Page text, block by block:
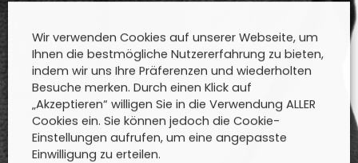
Wir verwenden Cookies auf unserer Webseite, um
Ihnen die bestmögliche Nutzererfahrung zu bieten,
indem wir uns Ihre Präferenzen und wiederholten
Besuche merken. Durch einen Klick auf
„Akzeptieren“ willigen Sie in die Verwendung ALLER
Cookies ein. Sie können jedoch die Cookie-
Einstellungen aufrufen, um eine angepasste
Einwilligung zu erteilen.